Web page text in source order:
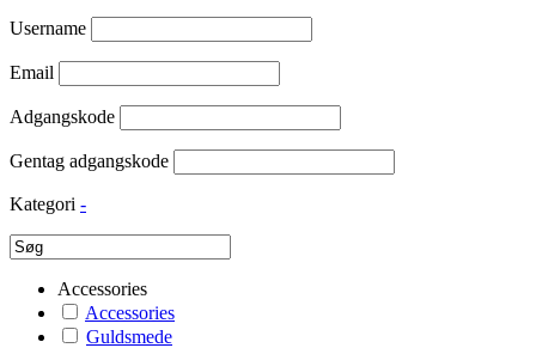
Username
Email
Adgangskode
Gentag adgangskode
Kategori -
Accessories
Accessories
Guldsmede